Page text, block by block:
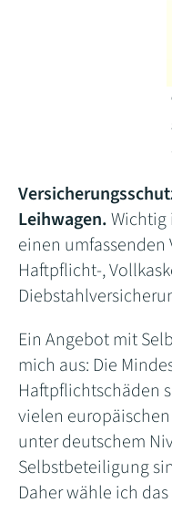
Leihwagen.Wichtig
einen umfassenden
Haftpflicht-,
Ein Angebot mit
mich aus: Die
Haftpflichtschäden
vielen
unter deutschem
Selbstbeteiligung
Daher wähle ich